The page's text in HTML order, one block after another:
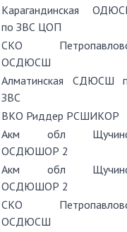
Карагандинская
по ЗВС ЦОП
СКО
ОСДЮСШ
Алматинская СДЮСШ
ЗВС
ВКО Риддер РСШИКОР
Акм обл
ОСДЮШОР 2
Акм обл
ОСДЮШОР 2
СКО
ОСДЮСШ